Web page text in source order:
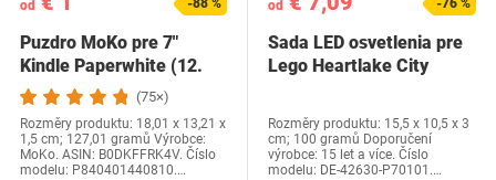
od -88 %
Puzdro MoKo pre 7"
Kindle Paperwhite (12.
generácia-2024) a…
(75×)
Rozměry produktu: 18,01 x 13,21 x
1,5 cm; 127,01 gramů Výrobce:
MoKo. ASIN: B0DKFFRK4V. Číslo
modelu: P840401440810.…
od -76 %
Sada LED osvetlenia pre
Lego Heartlake City
Rozměry produktu: 15,5 x 10,5 x 3
cm; 100 gramů Doporučení
výrobce: 15 let a více. Číslo
modelu: DE-42630-P70101.…